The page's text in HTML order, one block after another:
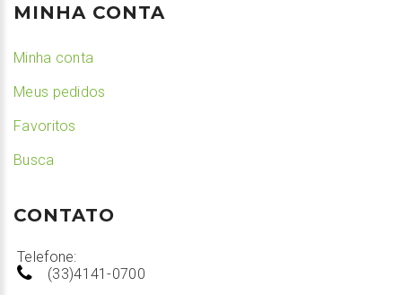
MINHA CONTA
Minha conta
Meus pedidos
Favoritos
Busca
CONTATO
Telefone:
(33)4141-0700